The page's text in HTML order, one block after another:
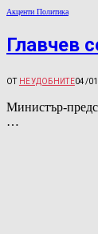
Акценти Политика
Главчев
ОТ НЕУДОБНИТЕ04/
Министър-
…